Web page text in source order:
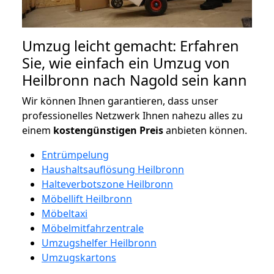
Umzug leicht gemacht: Erfahren
Sie, wie einfach ein Umzug von
Heilbronn nach Nagold sein kann
Wir können Ihnen garantieren, dass unser
professionelles Netzwerk Ihnen nahezu alles zu
einem kostengünstigen Preisanbieten können.
Entrümpelung
Haushaltsauflösung Heilbronn
Halteverbotszone Heilbronn
Möbellift Heilbronn
Möbeltaxi
Möbelmitfahrzentrale
Umzugshelfer Heilbronn
Umzugskartons